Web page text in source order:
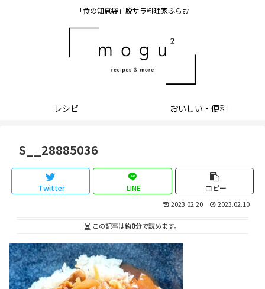
「食の知恵袋」脱サラ料理家ふらお
レシピ おいしい・便利
S__28885036
Twitter LINE コピー
2023.02.20 2023.02.10
この記事は約0分で読めます。